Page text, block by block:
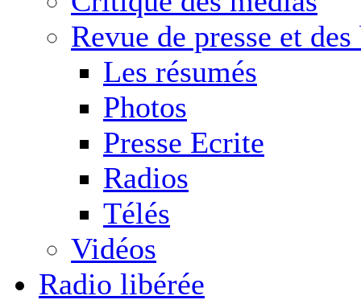
Revue de presse et
Les résumés
Photos
Presse Ecrite
Radios
Télés
Vidéos
Radio libérée